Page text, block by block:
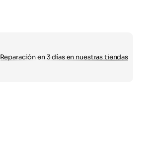
Reparación en 3 días en nuestras tiendas